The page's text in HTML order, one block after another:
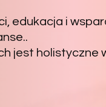
edukacja i
jest holistyczne